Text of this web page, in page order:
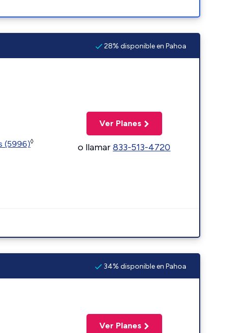
28% disponible en Pahoa
(5996)◊
Ver Planes
o llamar833-513-4720
34% disponible en Pahoa
Ver Planes